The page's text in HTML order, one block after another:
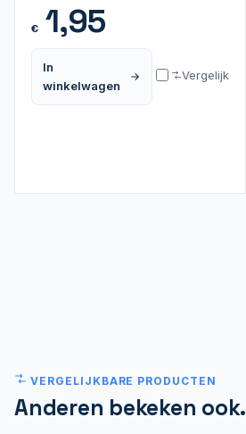
€1,95
In
winkelwagen
Vergelijk
VERGELIJKBARE PRODUCTEN
Anderen bekeken ook.